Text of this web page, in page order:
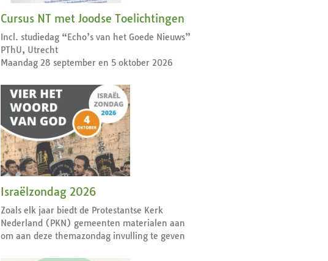
Cursus NT met Joodse Toelichtingen
Incl. studiedag “Echo’s van het Goede Nieuws”
PThU, Utrecht
Maandag 28 september en 5 oktober 2026
Israëlzondag 2026
Zoals elk jaar biedt de Protestantse Kerk
Nederland (PKN) gemeenten materialen aan
om aan deze themazondag invulling te geven